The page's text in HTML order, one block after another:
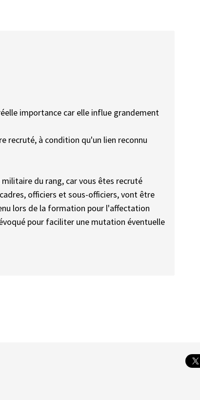
importance car elle influe grandement
recruté, à condition qu'un lien reconnu
du rang, car vous êtes recruté
officiers et sous-officiers, vont être
lors de la formation pour l'affectation
pour faciliter une mutation éventuelle